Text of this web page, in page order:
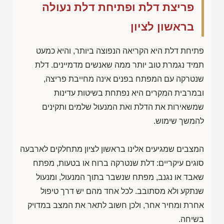
פריצת דלת ופתיחת דלת נעולה
בראשון לציון
פתיחת דלת היא הקריאה הנפוצה ביותר, והיא כמעט
תמיד נגמרת טוב יותר ממה שאנשים מדמיינים. דלת
שנטרקה עם המפתח בפנים אינה מחייבת פריצה,
ובמרבית המקרים היא נפתחת בשיטות עדינות
שמשאירות את הדלת ואת המנעול שלמים ותקינים
להמשך שימוש.
המצבים שמגיעים אלינו בראשון לציון מתחלקים לארבעה
סוגים עיקריים: דלת שנטרקה ברוח או בטעות, מפתח
שאבד או נגנב, מפתח שנשבר בתוך המנעול, ומנעול
שנתקע ולא מסתובב. לכל אחד מהם יש דרך טיפול
אחרת ומחיר אחר, ולכן חשוב לתאר את המצב במדויק
בשיחה.